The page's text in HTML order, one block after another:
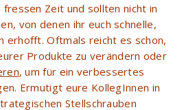
Zeit und sollten nicht in
von denen ihr euch schnelle,
erhofft.Oftmals reicht es schon,
Produkte zu verändern oder
, um für ein verbessertes
Ermutigt eure KollegInnen in
Stellschrauben